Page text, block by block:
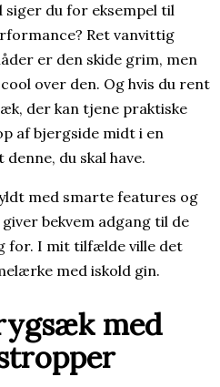
siger du for eksempel til
Ret vanvittig
er den skide grim, men
over den. Og hvis du rent
der kan tjene praktiske
af bjergside midt i en
du skal have.
med smarte features og
bekvem adgang til de
for. I mit tilfælde ville det
med iskold gin.
med